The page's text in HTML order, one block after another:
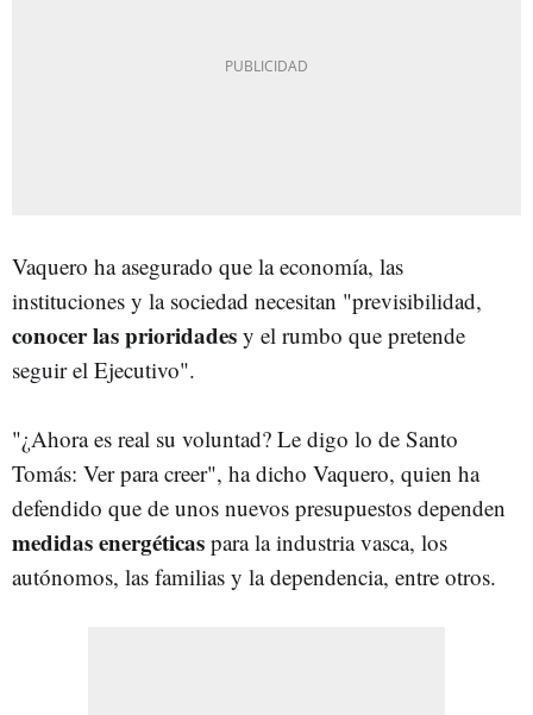
Vaquero ha asegurado que la economía, las
instituciones y la sociedad necesitan "previsibilidad,
conocer las prioridades y el rumbo que pretende
seguir el Ejecutivo".
"¿Ahora es real su voluntad? Le digo lo de Santo
Tomás: Ver para creer", ha dicho Vaquero, quien ha
defendido que de unos nuevos presupuestos dependen
medidas energéticas para la industria vasca, los
autónomos, las familias y la dependencia, entre otros.